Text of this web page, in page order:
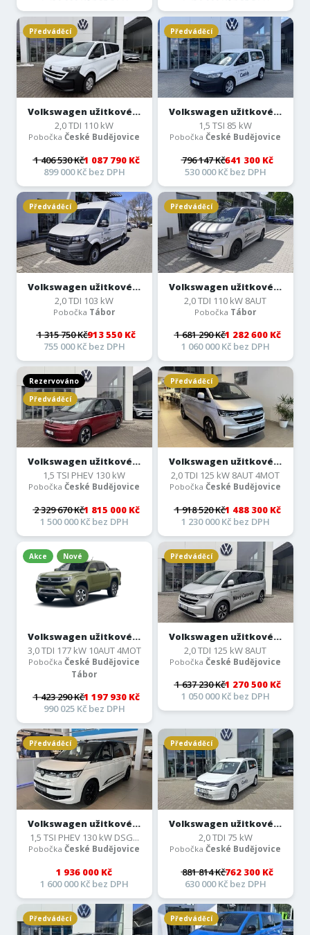
Předváděcí
Volkswagen užitkové...
2,0 TDI 110 kW
PobočkaČeské Budějovice
1 406 530 Kč1 087 790 Kč
899 000 Kč bez DPH
Předváděcí
Volkswagen užitkové...
1,5 TSI 85 kW
PobočkaČeské Budějovice
796 147 Kč641 300 Kč
530 000 Kč bez DPH
Předváděcí
Volkswagen užitkové...
2,0 TDI 103 kW
Pobočka Tábor
1 315 750 Kč913 550 Kč
755 000 Kč bez DPH
Předváděcí
Volkswagen užitkové...
2,0 TDI 110 kW 8AUT
Pobočka Tábor
1 681 290 Kč1 282 600 Kč
1 060 000 Kč bez DPH
Rezervováno
Předváděcí
Volkswagen užitkové...
1,5 TSI PHEV 130 kW
PobočkaČeské Budějovice
2 329 670 Kč1 815 000 Kč
1 500 000 Kč bez DPH
Předváděcí
Volkswagen užitkové...
2,0 TDI 125 kW 8AUT 4MOT
PobočkaČeské Budějovice
1 918 520 Kč1 488 300 Kč
1 230 000 Kč bez DPH
Akce Nové
Volkswagen užitkové...
3,0 TDI 177 kW 10AUT 4MOT
PobočkaČeské Budějovice
Tábor
1 423 290 Kč1 197 930 Kč
990 025 Kč bez DPH
Předváděcí
Volkswagen užitkové...
2,0 TDI 125 kW 8AUT
PobočkaČeské Budějovice
1 637 230 Kč1 270 500 Kč
1 050 000 Kč bez DPH
Předváděcí
Volkswagen užitkové...
1,5 TSI PHEV 130 kW DSG...
PobočkaČeské Budějovice
1 936 000 Kč
1 600 000 Kč bez DPH
Předváděcí
Volkswagen užitkové...
2,0 TDI 75 kW
PobočkaČeské Budějovice
881 814 Kč762 300 Kč
630 000 Kč bez DPH
Předváděcí Předváděcí